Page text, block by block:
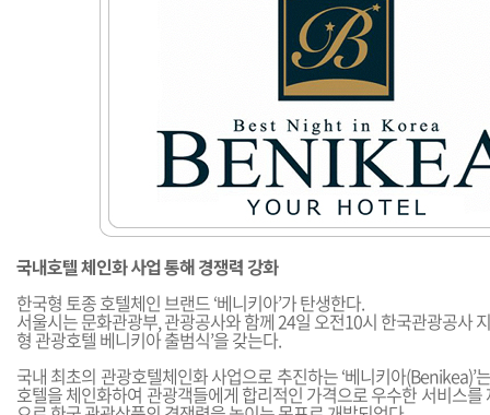
국내호텔 체인화 사업 통해 경쟁력 강화
한국형 토종 호텔체인 브랜드 ‘베니키아’가 탄생한다.
서울시는 문화관광부, 관광공사와 함께 24일 오전10시 한국관광공사
형 관광호텔 베니키아 출범식’을 갖는다.
국내 최초의 관광호텔체인화 사업으로 추진하는 ‘베니키아(Benikea)’
호텔을 체인화하여 관광객들에게 합리적인 가격으로 우수한 서비스